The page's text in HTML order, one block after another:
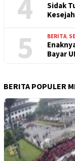
4
Sidak
5 BERITA
Bayar
BERITA POPULER